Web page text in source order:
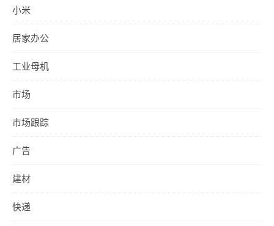
小米
居家办公
工业母机
市场
市场跟踪
广告
建材
快递